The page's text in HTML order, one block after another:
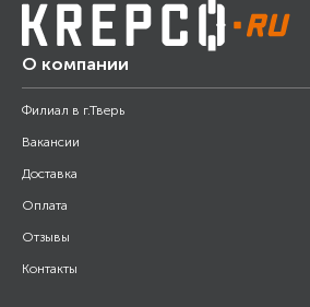
О компании
Филиал в г.Тверь
Вакансии
Доставка
Оплата
Отзывы
Контакты